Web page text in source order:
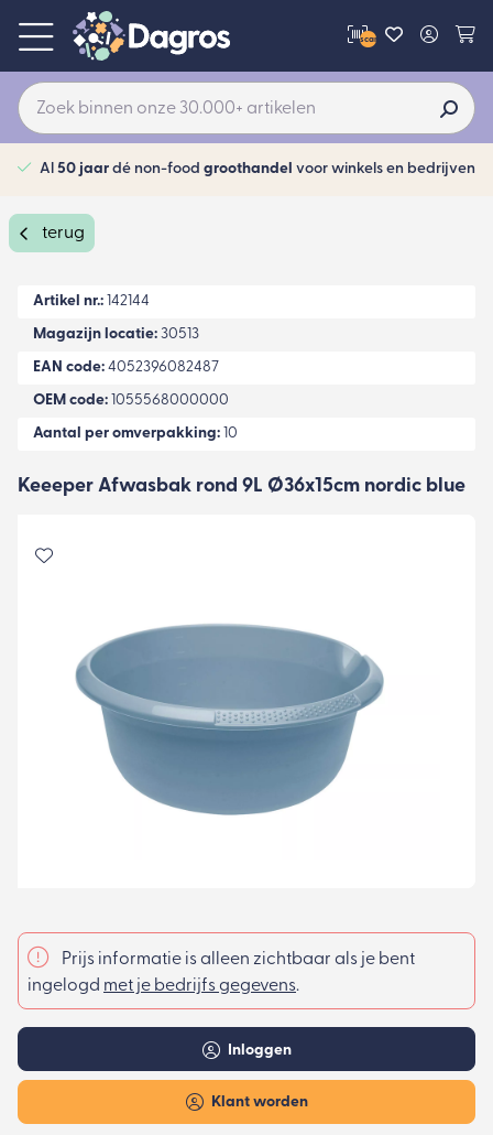
scan
Al 50 jaar dé non-food groothandel voor winkels en bedrijven
terug
Keeeper Afwasbak rond 9L Ø36x15cm nordic blue
Artikel nr.: 142144
Magazijn locatie: 30513
EAN code: 4052396082487
OEM code: 1055568000000
Aantal per omverpakking: 10
Prijs informatie is alleen zichtbaar als je bent
ingelogd met je bedrijfs gegevens.
Inloggen
Klant worden